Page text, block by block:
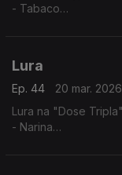
- Tabaco
Lura
Ep. 44
20 mar. 2026
Lura na "Dose
- Narina